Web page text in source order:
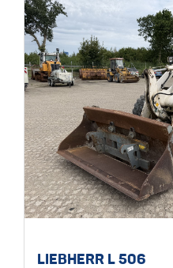
LIEBHERR L 506